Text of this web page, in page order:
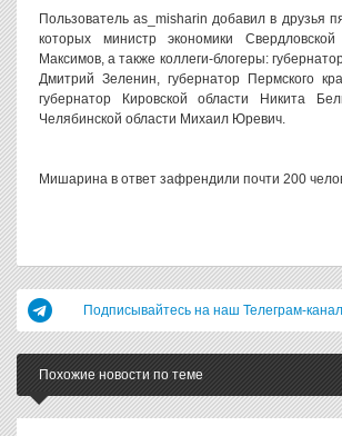
Пользователь as_misharin добавил в друзья
которых министр экономики
Максимов, а также коллеги-блогеры:
Дмитрий Зеленин, губернатор Пермского
губернатор Кировской области Никита
Челябинской области Михаил Юревич.
Мишарина в ответ зафрендили почти 200
Подписывайтесь на наш Телеграм-канал
Похожие новости по теме